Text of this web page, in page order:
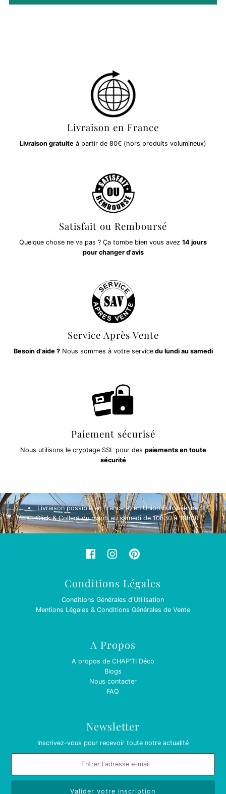
Livraison en France
Livraison gratuite à partir de 80€ (hors produits volumineux)
Satisfait ou Remboursé
Quelque chose ne va pas ? Ça tombe bien vous avez 14 jours
pour changer d'avis
Service Après Vente
Besoin d'aide ?Nous sommes à votre servicedu lundi au samedi
Paiement sécurisé
Nous utilisons le cryptage SSL pour des paiements en toute
sécurité
Livraison possible en France et en Union Européenne
Click & Collect du mardi au samedi de 10h30 à 19h00
Conditions Légales
Conditions Générales d'Utilisation
Mentions Légales & Conditions Générales de Vente
A Propos
A propos de CHAP'TI Déco
Blogs
Nous contacter
FAQ
Newsletter
Inscrivez-vous pour recevoir toute notre actualité